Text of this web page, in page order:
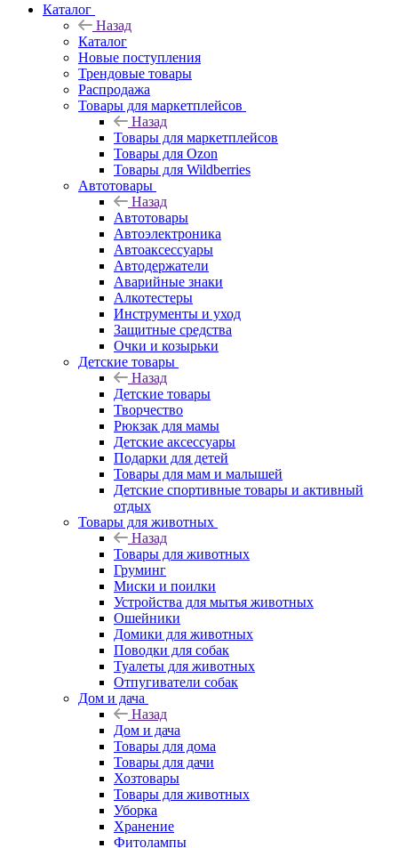
Каталог
Назад
Каталог
Новые поступления
Трендовые товары
Распродажа
Товары для маркетплейсов
Назад
Товары для маркетплейсов
Товары для Ozon
Товары для Wildberries
Автотовары
Назад
Автотовары
Автоэлектроника
Автоаксессуары
Автодержатели
Аварийные знаки
Алкотестеры
Инструменты и уход
Защитные средства
Очки и козырьки
Детские товары
Назад
Детские товары
Творчество
Рюкзак для мамы
Детские аксессуары
Подарки для детей
Товары для мам и малышей
Детские спортивные товары и активный
отдых
Товары для животных
Назад
Товары для животных
Груминг
Миски и поилки
Устройства для мытья животных
Ошейники
Домики для животных
Поводки для собак
Туалеты для животных
Отпугиватели собак
Дом и дача
Назад
Дом и дача
Товары для дома
Товары для дачи
Хозтовары
Товары для животных
Уборка
Хранение
Фитолампы